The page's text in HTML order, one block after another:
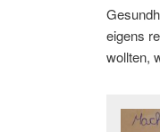
eigens
wollten,